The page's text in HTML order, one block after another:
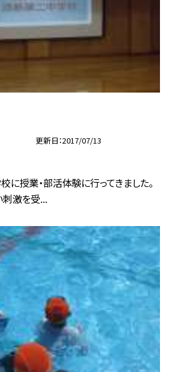
更新日 2017/07/13
に授業・部活体験に行ってきました。
激を受...